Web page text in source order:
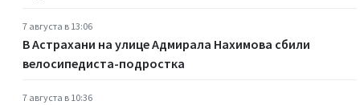
7 августа в 13:06
В Астрахани на улице Адмирала Нахимова сбили
велосипедиста-подростка
7 августа в 10:36